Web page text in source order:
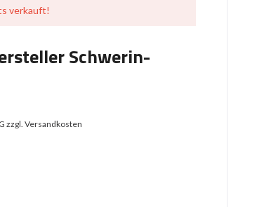
verkauft!
Schwerin-
zzgl. Versandkosten